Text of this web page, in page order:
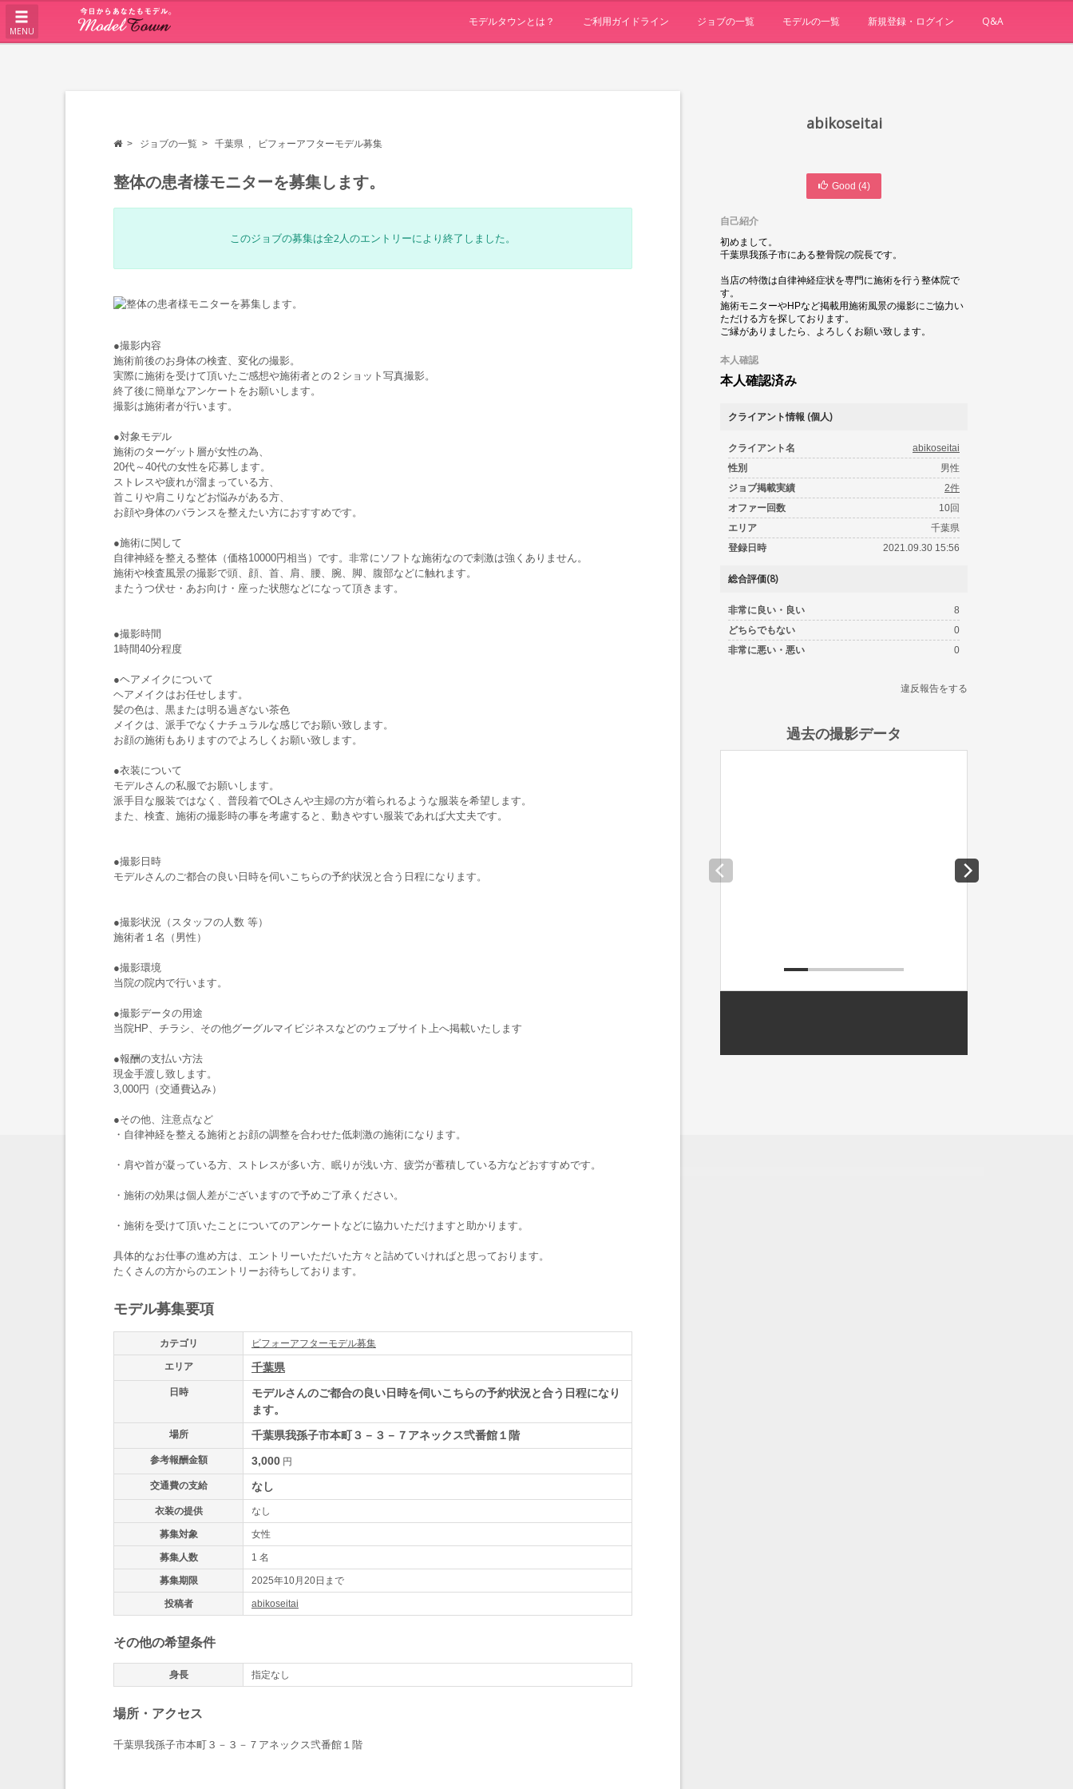
MENU
モデルタウンとは？ ご利用ガイドライン ジョブの一覧 モデルの一覧 新規登録・ログイン Q&A
ジョブの一覧 千葉県 ビフォーアフターモデル募集
整体の患者様モニターを募集します。
このジョブの募集は全2人のエントリーにより終了しました。
●撮影内容
施術前後のお身体の検査、変化の撮影。
実際に施術を受けて頂いたご感想や施術者との２ショット写真撮影。
終了後に簡単なアンケートをお願いします。
撮影は施術者が行います。
●対象モデル
施術のターゲット層が女性の為、
20代～40代の女性を応募します。
ストレスや疲れが溜まっている方、
首こりや肩こりなどお悩みがある方、
お顔や身体のバランスを整えたい方におすすめです。
●施術に関して
自律神経を整える整体（価格10000円相当）です。非常にソフトな施術なので刺激は強くありません。
施術や検査風景の撮影で頭、顔、首、肩、腰、腕、脚、腹部などに触れます。
またうつ伏せ・あお向け・座った状態などになって頂きます。
●撮影時間
1時間40分程度
●ヘアメイクについて
ヘアメイクはお任せします。
髪の色は、黒または明る過ぎない茶色
メイクは、派手でなくナチュラルな感じでお願い致します。
お顔の施術もありますのでよろしくお願い致します。
●衣装について
モデルさんの私服でお願いします。
派手目な服装ではなく、普段着でOLさんや主婦の方が着られるような服装を希望します。
また、検査、施術の撮影時の事を考慮すると、動きやすい服装であれば大丈夫です。
●撮影日時
モデルさんのご都合の良い日時を伺いこちらの予約状況と合う日程になります。
●撮影状況（スタッフの人数 等）
施術者１名（男性）
●撮影環境
当院の院内で行います。
●撮影データの用途
当院HP、チラシ、その他グーグルマイビジネスなどのウェブサイト上へ掲載いたします
●報酬の支払い方法
現金手渡し致します。
3,000円（交通費込み）
●その他、注意点など
・自律神経を整える施術とお顔の調整を合わせた低刺激の施術になります。
・肩や首が凝っている方、ストレスが多い方、眠りが浅い方、疲労が蓄積している方などおすすめです。
・施術の効果は個人差がございますので予めご了承ください。
・施術を受けて頂いたことについてのアンケートなどに協力いただけますと助かります。
具体的なお仕事の進め方は、エントリーいただいた方々と詰めていければと思っております。
たくさんの方からのエントリーお待ちしております。
モデル募集要項
カテゴリ ビフォーアフターモデル募集
エリア 千葉県
日時
モデルさんのご都合の良い日時を伺いこちらの予約状況と合う日程になり
ます。
場所 千葉県我孫子市本町３－３－７アネックス弐番館１階
参考報酬金額 3,000 円
交通費の支給 なし
衣装の提供 なし
募集対象 女性
募集人数 1 名
募集期限 2025年10月20日まで
投稿者 abikoseitai
その他の希望条件
身長 指定なし
場所・アクセス
千葉県我孫子市本町３－３－７アネックス弐番館１階
abikoseitai
Good (4)
自己紹介
初めまして。
千葉県我孫子市にある整骨院の院長です。
当店の特徴は自律神経症状を専門に施術を行う整体院で
す。
施術モニターやHPなど掲載用施術風景の撮影にご協力い
ただける方を探しております。
ご縁がありましたら、よろしくお願い致します。
本人確認
本人確認済み
クライアント情報 (個人)
クライアント名
abikoseitai
性別
男性
ジョブ掲載実績
2件
オファー回数
10回
エリア
千葉県
登録日時
2021.09.30 15:56
総合評価(8)
非常に良い・良い
8
どちらでもない
0
非常に悪い・悪い
0
違反報告をする
過去の撮影データ